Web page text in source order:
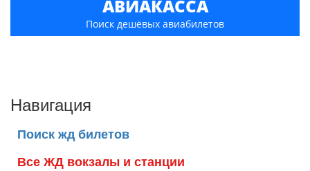
АВИАКАССА
Поиск дешёвых авиабилетов
Навигация
Поиск жд билетов
Все ЖД вокзалы и станции